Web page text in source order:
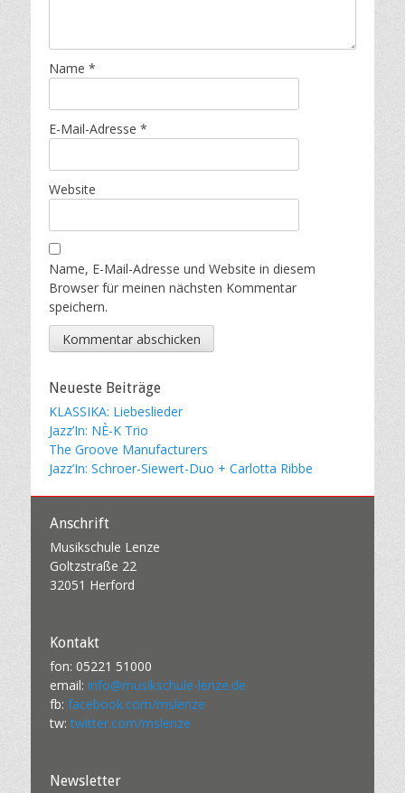
Name *
E-Mail-Adresse *
Website
Name, E-Mail-Adresse und Website in diesem
Browser für meinen nächsten Kommentar
speichern.
Neueste Beiträge
KLASSIKA: Liebeslieder
Jazz’In: NÈ-K Trio
The Groove Manufacturers
Jazz’In: Schroer-Siewert-Duo + Carlotta Ribbe
Anschrift
Musikschule Lenze
Goltzstraße 22
32051 Herford
Kontakt
fon: 05221 51000
email: info@musikschule-lenze.de
fb: facebook.com/mslenze
tw: twitter.com/mslenze
Newsletter